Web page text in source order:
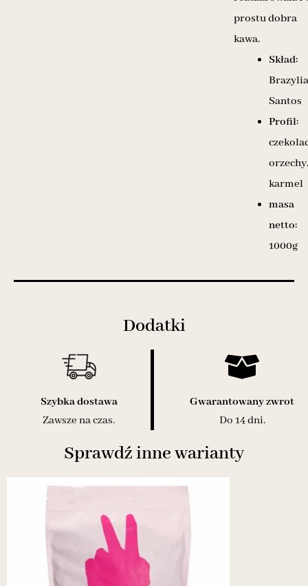
prostu dobra
kawa.
Skład:
Brazylia
Santos
Profil:
orzechy,
karmel
masa
netto:
1000g
Dodatki
Szybka dostawa
Zawsze na czas.
Gwarantowany zwrot
Do 14 dni.
Sprawdź inne warianty